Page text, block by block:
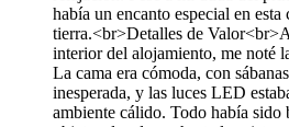
había un encanto especial en
tierra.<br>Detalles de
interior del alojamiento, me noté
La cama era cómoda, con
inesperada, y las luces LED
ambiente cálido. Todo había sido